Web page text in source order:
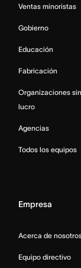
Ventas minoristas
Gobierno
Educación
Fabricación
Organizaciones
lucro
Agencias
Todos los equipos
Empresa
Acerca de
Equipo directivo